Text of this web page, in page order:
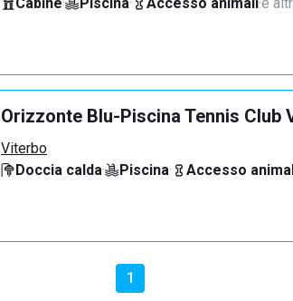
Orizzonte Blu-Piscina Tennis Club
Viterbo
Doccia calda· Piscina· Accesso
1